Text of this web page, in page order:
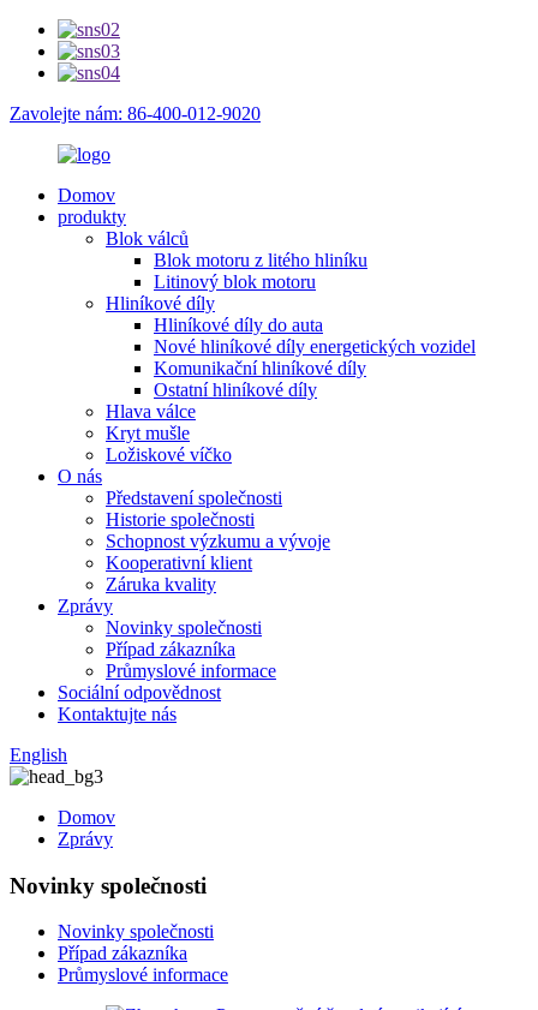
Zavolejte nám: 86-400-012-9020
Domov
produkty
Blok válců
Blok motoru z litého hliníku
Litinový blok motoru
Hliníkové díly
Hliníkové díly do auta
Nové hliníkové díly energetických vozidel
Komunikační hliníkové díly
Ostatní hliníkové díly
Hlava válce
Kryt mušle
Ložiskové víčko
O nás
Představení společnosti
Historie společnosti
Schopnost výzkumu a vývoje
Kooperativní klient
Záruka kvality
Zprávy
Novinky společnosti
Případ zákazníka
Průmyslové informace
Sociální odpovědnost
Kontaktujte nás
English
Domov
Zprávy
Novinky společnosti
Novinky společnosti
Případ zákazníka
Průmyslové informace